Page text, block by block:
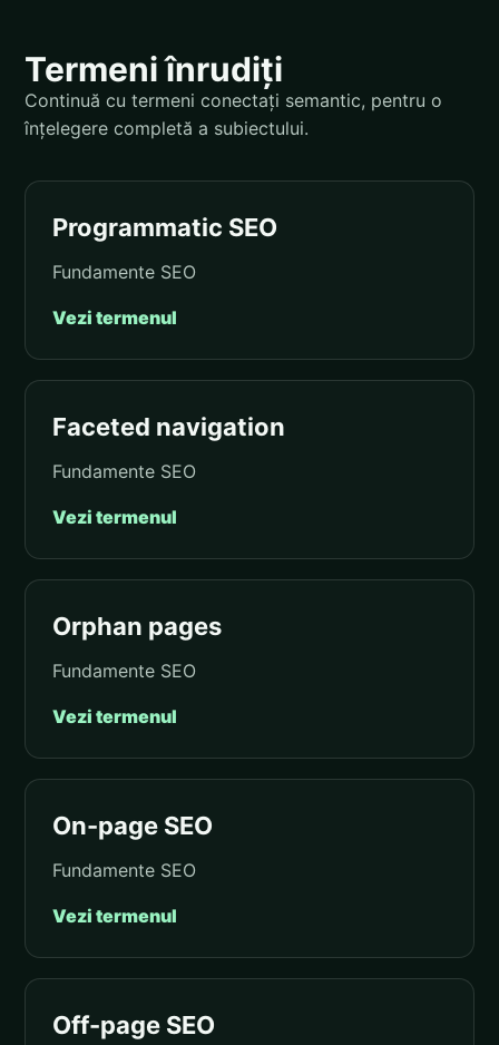
Termeni înrudiți
Continuă cu termeni conectați semantic, pentru o
înțelegere completă a subiectului.
Programmatic SEO
Fundamente SEO
Vezi termenul
Faceted navigation
Fundamente SEO
Vezi termenul
Orphan pages
Fundamente SEO
Vezi termenul
On-page SEO
Fundamente SEO
Vezi termenul
Off-page SEO